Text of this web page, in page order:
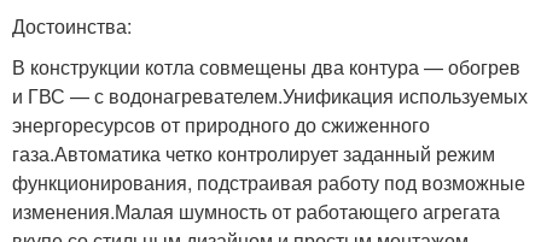
Достоинства:
В конструкции котла совмещены два контура — обогрев
и ГВС — с водонагревателем.Унификация используемых
энергоресурсов от природного до сжиженного
газа.Автоматика четко контролирует заданный режим
функционирования, подстраивая работу под возможные
изменения.Малая шумность от работающего агрегата